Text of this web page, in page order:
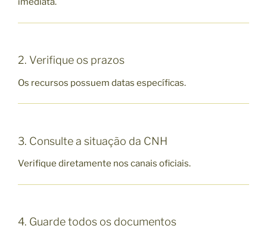
2. Verifique os prazos
Os recursos possuem datas específicas.
3. Consulte a situação da CNH
Verifique diretamente nos canais oficiais.
4. Guarde todos os documentos